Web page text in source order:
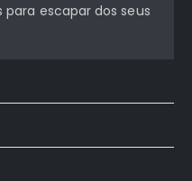
para escapar dos seus